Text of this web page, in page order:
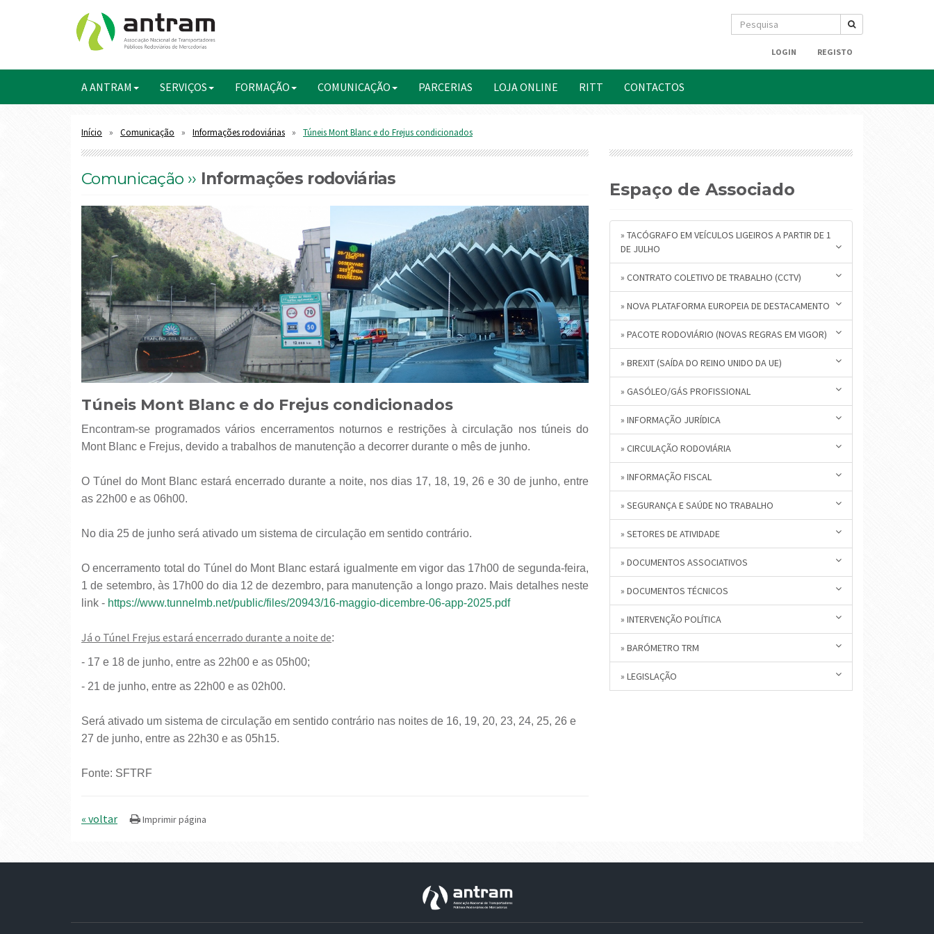
LOGIN REGISTO
A ANTRAM SERVIÇOS FORMAÇÃO COMUNICAÇÃO PARCERIAS LOJA ONLINE RITT CONTACTOS
Início Comunicação Informações rodoviárias Túneis Mont Blanc e do Frejus condicionados
Comunicação ›› Informações rodoviárias
Túneis Mont Blanc e do Frejus condicionados
Encontram-se programados vários encerramentos noturnos e restrições à circulação nos túneis do
Mont Blanc e Frejus, devido a trabalhos de manutenção a decorrer durante o mês de junho.
O Túnel do Mont Blanc estará encerrado durante a noite, nos dias 17, 18, 19, 26 e 30 de junho, entre
as 22h00 e as 06h00.
No dia 25 de junho será ativado um sistema de circulação em sentido contrário.
O encerramento total do Túnel do Mont Blanc estará igualmente em vigor das 17h00 de segunda-feira,
1 de setembro, às 17h00 do dia 12 de dezembro, para manutenção a longo prazo. Mais detalhes neste
link - https://www.tunnelmb.net/public/files/20943/16-maggio-dicembre-06-app-2025.pdf
Já o Túnel Frejus estará encerrado durante a noite de:
- 17 e 18 de junho, entre as 22h00 e as 05h00;
- 21 de junho, entre as 22h00 e as 02h00.
Será ativado um sistema de circulação em sentido contrário nas noites de 16, 19, 20, 23, 24, 25, 26 e
27 de junho, entre as 22h30 e as 05h15.
Fonte: SFTRF
« voltar
Espaço de Associado
» TACÓGRAFO EM VEÍCULOS LIGEIROS A PARTIR DE 1
DE JULHO
» CONTRATO COLETIVO DE TRABALHO (CCTV)
» NOVA PLATAFORMA EUROPEIA DE DESTACAMENTO
» PACOTE RODOVIÁRIO (NOVAS REGRAS EM VIGOR)
» BREXIT (SAÍDA DO REINO UNIDO DA UE)
» GASÓLEO/GÁS PROFISSIONAL
» INFORMAÇÃO JURÍDICA
» CIRCULAÇÃO RODOVIÁRIA
» INFORMAÇÃO FISCAL
» SEGURANÇA E SAÚDE NO TRABALHO
» SETORES DE ATIVIDADE
» DOCUMENTOS ASSOCIATIVOS
» DOCUMENTOS TÉCNICOS
» INTERVENÇÃO POLÍTICA
» BARÓMETRO TRM
» LEGISLAÇÃO